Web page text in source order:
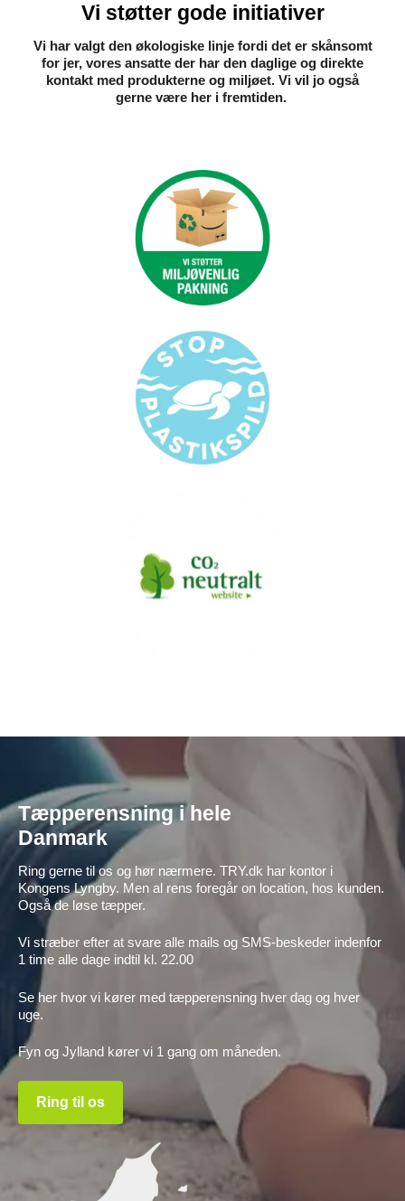
Vi støtter gode initiativer
Vi har valgt den økologiske linje fordi det er skånsomt
for jer, vores ansatte der har den daglige og direkte
kontakt med produkterne og miljøet. Vi vil jo også
gerne være her i fremtiden. ​
Tæpperensning i hele
Danmark
Ring gerne til os og hør nærmere. TRY.dk har kontor i
Kongens Lyngby. Men al rens foregår on location, hos kunden.
Også de løse tæpper.
Vi stræber efter at svare alle mails og SMS-beskeder indenfor
1 time alle dage indtil kl. 22.00
Se her hvor vi kører med tæpperensning hver dag og hver
uge.
Fyn og Jylland kører vi 1 gang om måneden.
Ring til os